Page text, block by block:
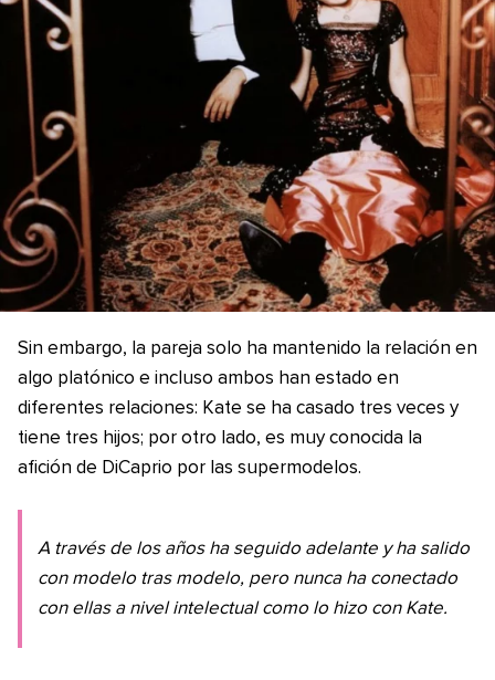
Sin embargo, la pareja solo ha mantenido la relación en
algo platónico e incluso ambos han estado en
diferentes relaciones: Kate se ha casado tres veces y
tiene tres hijos; por otro lado, es muy conocida la
afición de DiCaprio por las supermodelos.
A través de los años ha seguido adelante y ha salido
con modelo tras modelo, pero nunca ha conectado
con ellas a nivel intelectual como lo hizo con Kate.